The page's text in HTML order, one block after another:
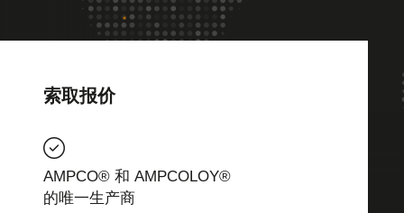
索取报价
AMPCO® 和 AMPCOLOY®
的唯一生产商